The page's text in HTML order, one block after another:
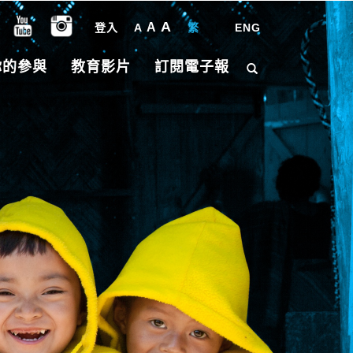
登入 A A A 繁 ENG
參與 教育影片 訂閱電子報